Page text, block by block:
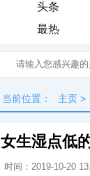
头条
最热
当前位置： 主页 >
女生湿点低
时间：2019-10-20